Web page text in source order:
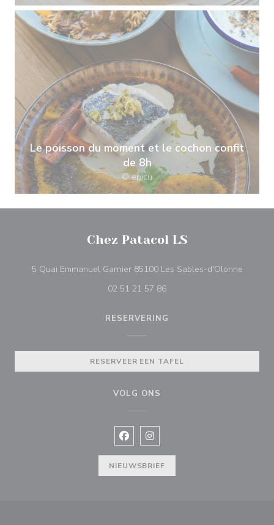
Le poisson du moment et le cochon confit
de 8h
© epicu
Chez Patacol LS
5 Quai Emmanuel Garnier 85100 Les Sables-d'Olonne((opent
02 51 21 57 86
RESERVERING
RESERVEER EEN TAFEL
VOLG ONS
Facebook ((opent in een nieuw
Instagram ((opent in een
NIEUWSBRIEF